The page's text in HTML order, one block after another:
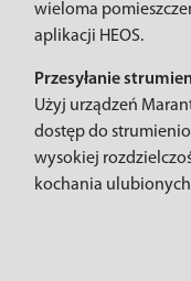
wieloma
aplikacji HEOS.
Przesyłanie
Użyj urządzeń
dostęp do
wysokiej
kochania